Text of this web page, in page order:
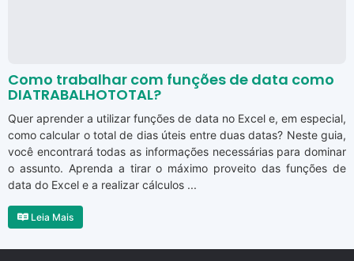
Como trabalhar com funções de data como
DIATRABALHOTOTAL?
Quer aprender a utilizar funções de data no Excel e, em especial,
como calcular o total de dias úteis entre duas datas? Neste guia,
você encontrará todas as informações necessárias para dominar
o assunto. Aprenda a tirar o máximo proveito das funções de
data do Excel e a realizar cálculos ...
Leia Mais